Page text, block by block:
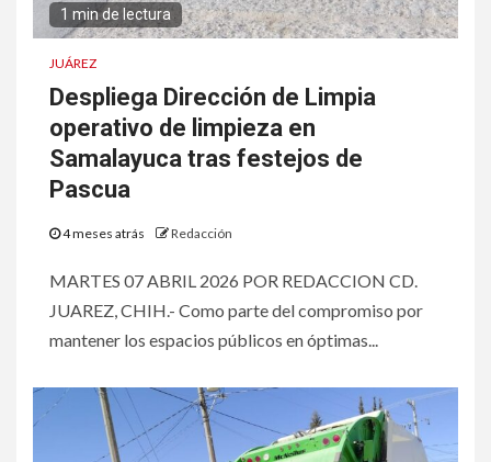
1 min de lectura
JUÁREZ
Despliega Dirección de Limpia
operativo de limpieza en
Samalayuca tras festejos de
Pascua
4 meses atrás Redacción
MARTES 07 ABRIL 2026 POR REDACCION CD.
JUAREZ, CHIH.- Como parte del compromiso por
mantener los espacios públicos en óptimas...